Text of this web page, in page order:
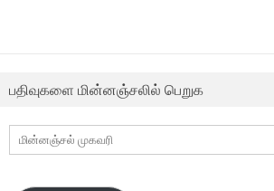
பதிவுகளை மின்னஞ்சலில் பெறுக
மின்னஞ்சல்
முகவரி